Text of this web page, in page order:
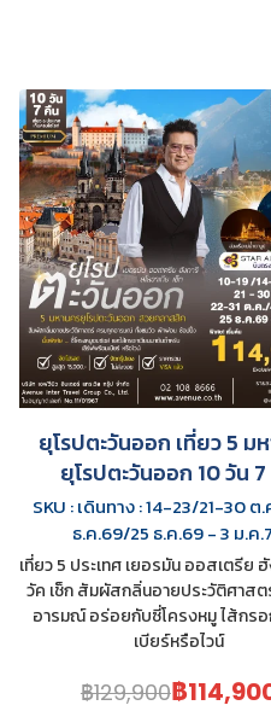
ยุโรปตะวันออก เที่ยว 5 ม
ยุโรปตะวันออก 10 วัน
SKU : เดินทาง : 14-23/21-30 ต
ธ.ค.69/25 ธ.ค.69 - 3 ม.ค
เที่ยว 5 ประเทศ เยอรมัน ออสเตรีย
วัค เช็ก สัมผัสกลิ่นอายประวัติศาส
อารมณ์ อร่อยกับซี่โครงหมู ไส้กร
เบียร์หรือไวน์
฿129,900฿